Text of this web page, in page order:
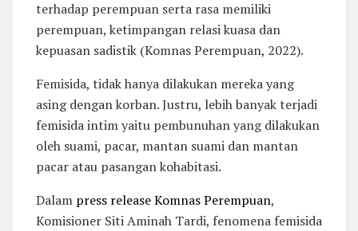
terhadap perempuan serta rasa memiliki
perempuan, ketimpangan relasi kuasa dan
kepuasan sadistik (Komnas Perempuan, 2022).
Femisida, tidak hanya dilakukan mereka yang
asing dengan korban. Justru, lebih banyak terjadi
femisida intimyaitu pembunuhan yang dilakukan
oleh suami, pacar, mantan suami dan mantan
pacar atau pasangan kohabitasi.
Dalam press release Komnas Perempuan,
Komisioner Siti Aminah Tardi, fenomena femisida